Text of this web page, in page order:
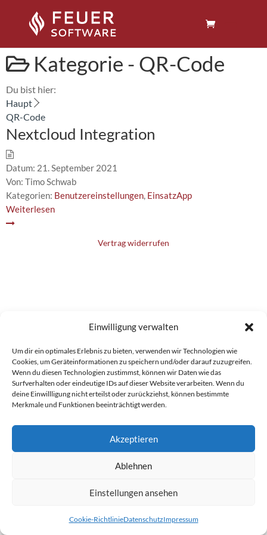
Einwilligung verwalten
Um dir ein optimales Erlebnis zu bieten, verwenden wir Technologien wie
Cookies, um Geräteinformationen zu speichern und/oder darauf zuzugreifen.
Wenn du diesen Technologien zustimmst, können wir Daten wie das
Surfverhalten oder eindeutige IDs auf dieser Website verarbeiten. Wenn du
deine Einwillligung nicht erteilst oder zurückziehst, können bestimmte
Merkmale und Funktionen beeinträchtigt werden.
Akzeptieren
Ablehnen
Einstellungen ansehen
Cookie-RichtlinieDatenschutzImpressum
Kategorie - QR-Code
Du bist hier:
Haupt
QR-Code
Nextcloud Integration
Datum: 21. September 2021
Von: Timo Schwab
Kategorien: Benutzereinstellungen, EinsatzApp
Weiterlesen
Vertrag widerrufen